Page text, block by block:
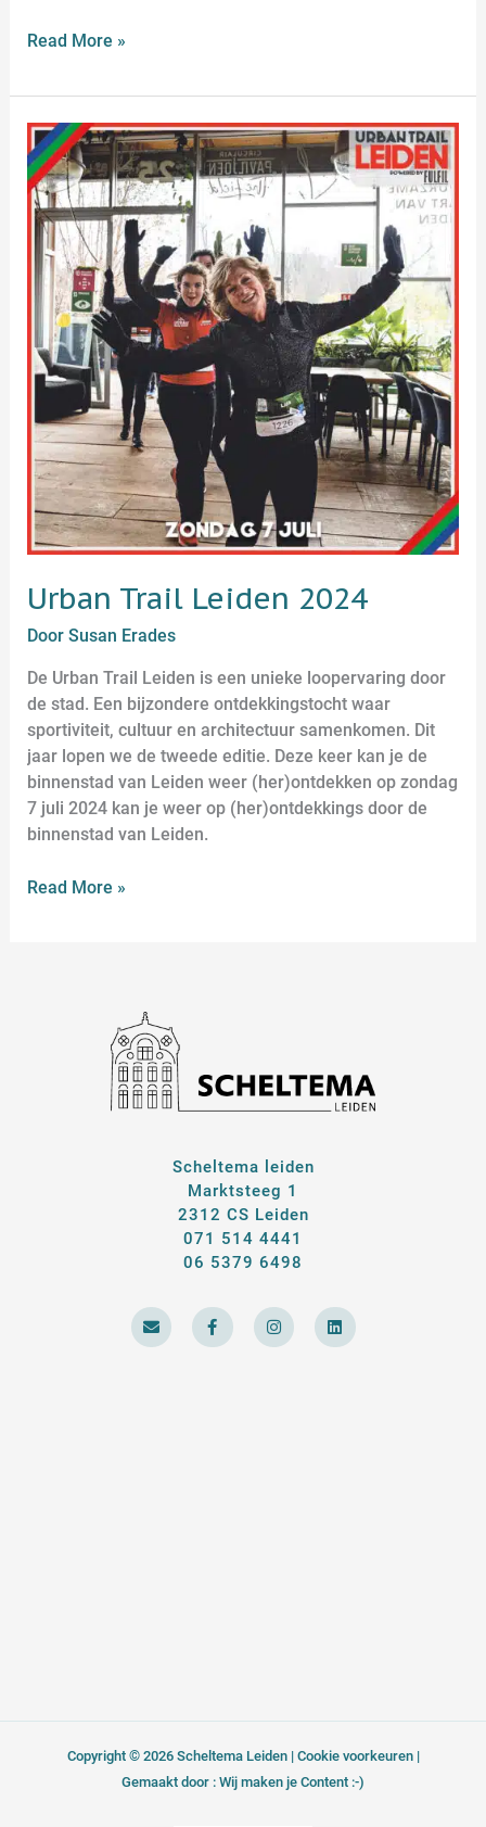
Read More »
Urban Trail Leiden 2024
DoorSusan Erades
De Urban Trail Leiden is een unieke loopervaring door
de stad. Een bijzondere ontdekkingstocht waar
sportiviteit, cultuur en architectuur samenkomen. Dit
jaar lopen we de tweede editie. Deze keer kan je de
binnenstad van Leiden weer (her)ontdekken op zondag
7 juli 2024 kan je weer op (her)ontdekkings door de
binnenstad van Leiden.
Urban
Trail
Leiden
2024
Read More »
Scheltema leiden
Marktsteeg 1
2312 CS Leiden
071 514 4441
06 5379 6498
E
n
v
e
F
a
c
e
I
n
s
t
L
i
n
k
Copyright © 2026 Scheltema Leiden | Cookie voorkeuren|
Gemaakt door : Wij maken je Content :-)